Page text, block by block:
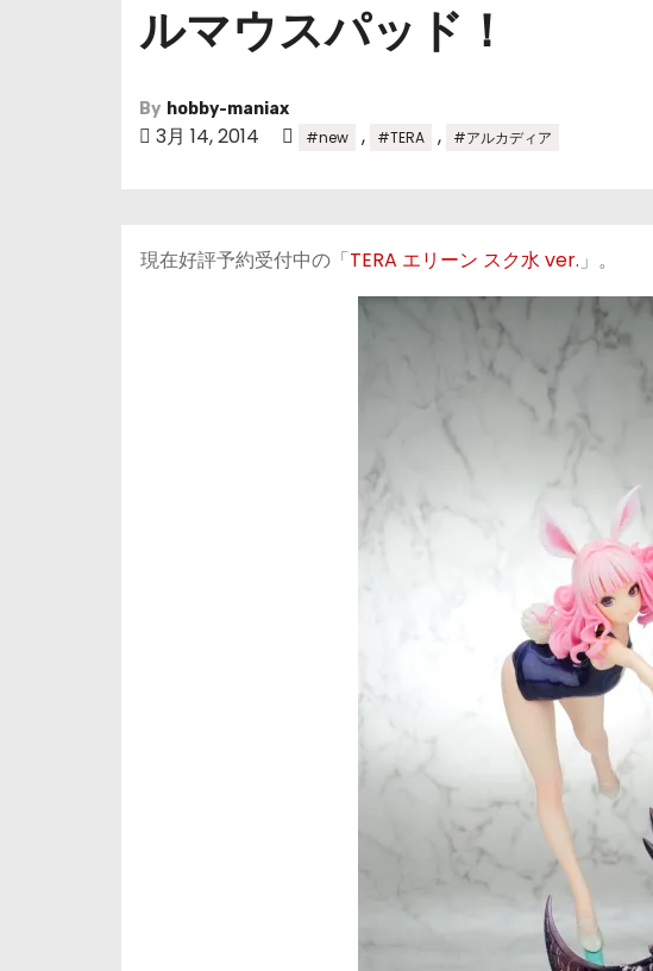
ルマウスパッド！
By hobby-maniax
3月 14, 2014 #new , #TERA , #アルカディア
現在好評予約受付中の「TERA エリーン スク水 ver. 」。